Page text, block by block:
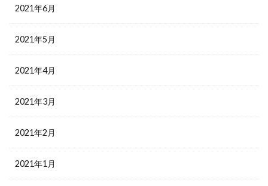
2021年6月
2021年5月
2021年4月
2021年3月
2021年2月
2021年1月